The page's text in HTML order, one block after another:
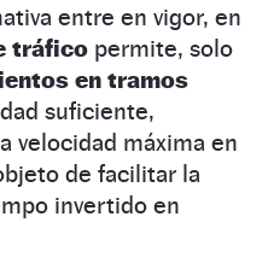
entre en vigor, en
tráfico permite, solo
en tramos
suficiente,
velocidad máxima en
de facilitar la
invertido en